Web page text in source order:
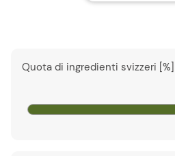
Quota di ingredienti svizzeri [%]